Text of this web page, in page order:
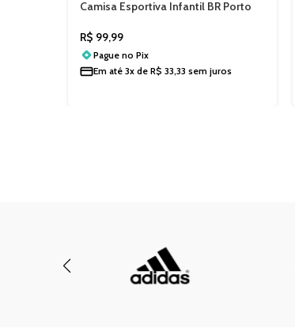
Camisa Esportiva Infantil BR Porto
R$ 99,99
Pague no Pix
Em até 3x de R$ 33,33 sem juros